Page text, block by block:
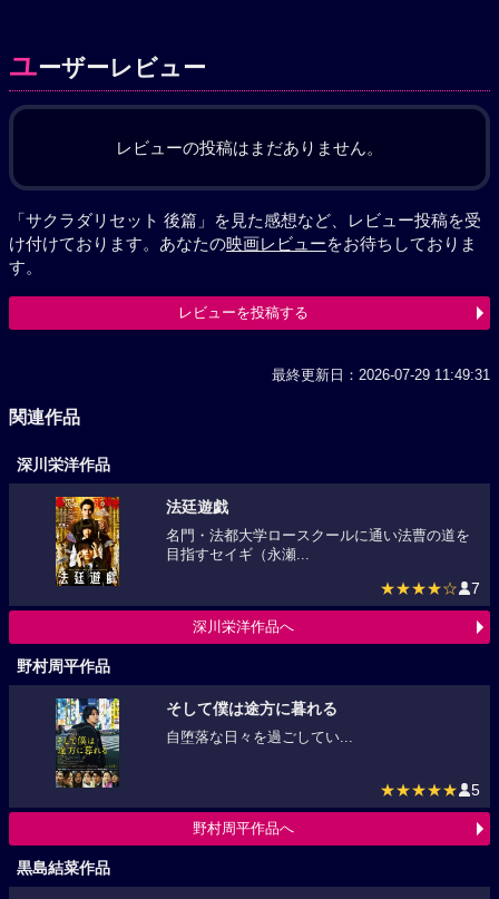
ユーザーレビュー
レビューの投稿はまだありません。
「サクラダリセット 後篇」を見た感想など、レビュー投稿を受
け付けております。あなたの映画レビューをお待ちしておりま
す。
レビューを投稿する
最終更新日：2026-07-29 11:49:31
関連作品
深川栄洋作品
法廷遊戯
名門・法都大学ロースクールに通い法曹の道を
目指すセイギ（永瀬...
★★★★☆ 7
深川栄洋作品へ
野村周平作品
そして僕は途方に暮れる
自堕落な日々を過ごしてい...
★★★★★ 5
野村周平作品へ
黒島結菜作品